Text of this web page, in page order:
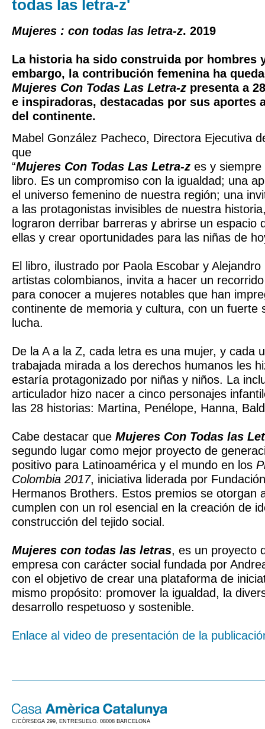
todas las letra-z'
Mujeres : con todas las letra-z. 2019
La historia ha sido construida por hombres
embargo, la contribución femenina ha
Mujeres Con Todas Las Letra-z presenta a
e inspiradoras, destacadas por sus aportes
del continente.
Mabel González Pacheco, Directora Ejecutiva
que
“Mujeres Con Todas Las Letra-z es y
libro. Es un compromiso con la igualdad; una
el universo femenino de nuestra región; una
a las protagonistas invisibles de nuestra
lograron derribar barreras y abrirse un espacio
ellas y crear oportunidades para las niñas de
El libro, ilustrado por Paola Escobar y
artistas colombianos, invita a hacer un
para conocer a mujeres notables que han
continente de memoria y cultura, con un fuerte
lucha.
De la A a la Z, cada letra es una mujer, y cada
trabajada mirada a los derechos humanos les
estaría protagonizado por niñas y niños. La
articulador hizo nacer a cinco personajes
las 28 historias: Martina, Penélope, Hanna,
Cabe destacar que Mujeres Con Todas las
segundo lugar como mejor proyecto de
positivo para Latinoamérica y el mundo en los
Colombia 2017, iniciativa liderada por
Hermanos Brothers. Estos premios se otorgan
cumplen con un rol esencial en la creación de
construcción del tejido social.
Mujeres con todas las letras, es un proyecto
empresa con carácter social fundada por
con el objetivo de crear una plataforma de
mismo propósito: promover la igualdad, la
desarrollo respetuoso y sostenible.
Enlace al video de presentación de la
C/CÒRSEGA 299, ENTRESUELO. 08008 BARCELONA